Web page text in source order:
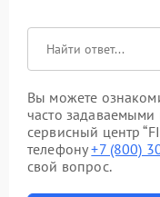
Вы можете
часто задаваемыми
сервисный центр
телефону+7 (800)
свой вопрос.